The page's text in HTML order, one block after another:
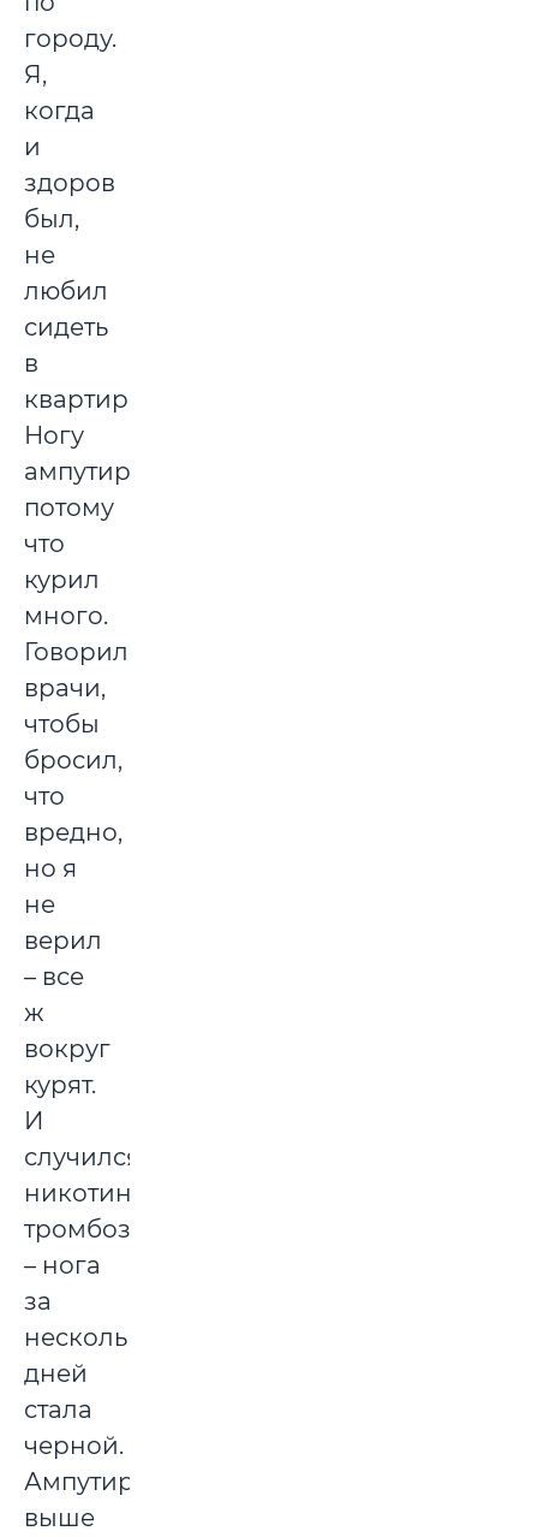
городу.
Я,
когда
и
здоров
был,
не
любил
сидеть
в
квартире.
Ногу
ампутировали,
потому
что
курил
много.
Говорили
врачи,
чтобы
бросил,
что
вредно,
но я
не
верил
– все
ж
вокруг
курят.
И
случился
никотиновый
тромбоз
– нога
за
несколько
дней
стала
черной.
Ампутировали
выше